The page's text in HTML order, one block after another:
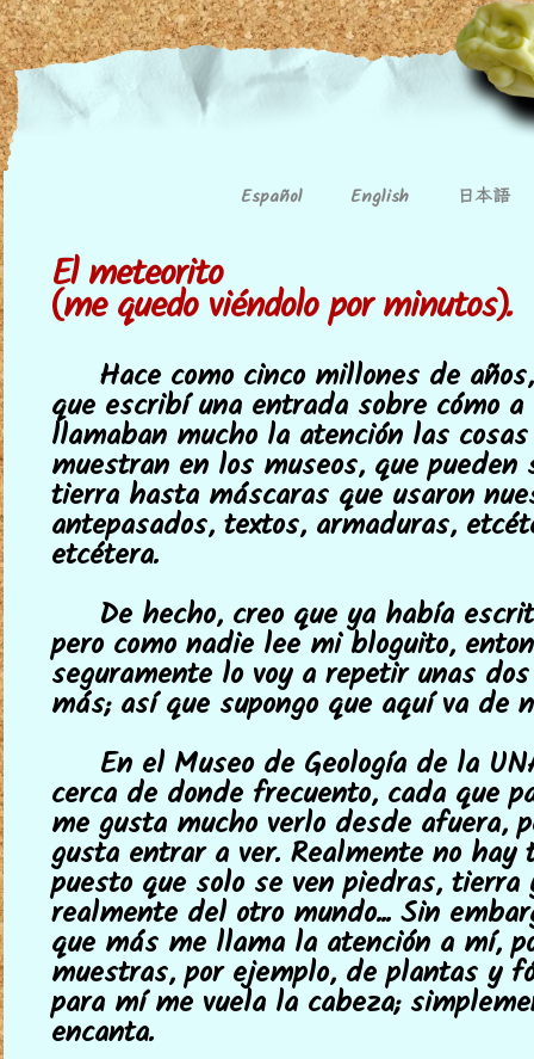
Español English 日本語
El meteorito
(me quedo viéndolo por minutos).
Hace como cinco millones de
que escribí una entrada sobre cómo
llamaban mucho la atención las
muestran en los museos, que pueden
tierra hasta máscaras que usaron
antepasados, textos, armaduras,
etcétera.
De hecho, creo que ya había
pero como nadie lee mi bloguito,
seguramente lo voy a repetir unas
más; así que supongo que aquí va de
En el Museo de Geología de la
cerca de donde frecuento, cada que
me gusta mucho verlo desde afuera,
gusta entrar a ver. Realmente no hay
puesto que solo se ven piedras, tierra
realmente del otro mundo... Sin
que más me llama la atención a mí,
muestras, por ejemplo, de plantas y
para mí me vuela la cabeza;
encanta.